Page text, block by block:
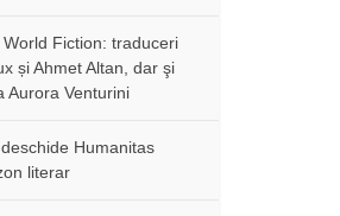
World Fiction: traduceri
și Ahmet Altan, dar şi
Aurora Venturini
Humanitas
literar